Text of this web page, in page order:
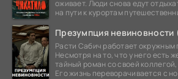
оживает. Люди снова едут
на пути к курортам
Презумпция невиновности
Расти Сабич работает окружным
Несмотря на то, что у него есть
тайный роман со своей
Его жизнь переворачивается с